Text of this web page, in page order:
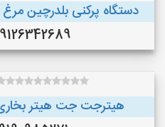
دستگاه پرکنی بلدرچین
09126342689
هیترجت جت هیتر